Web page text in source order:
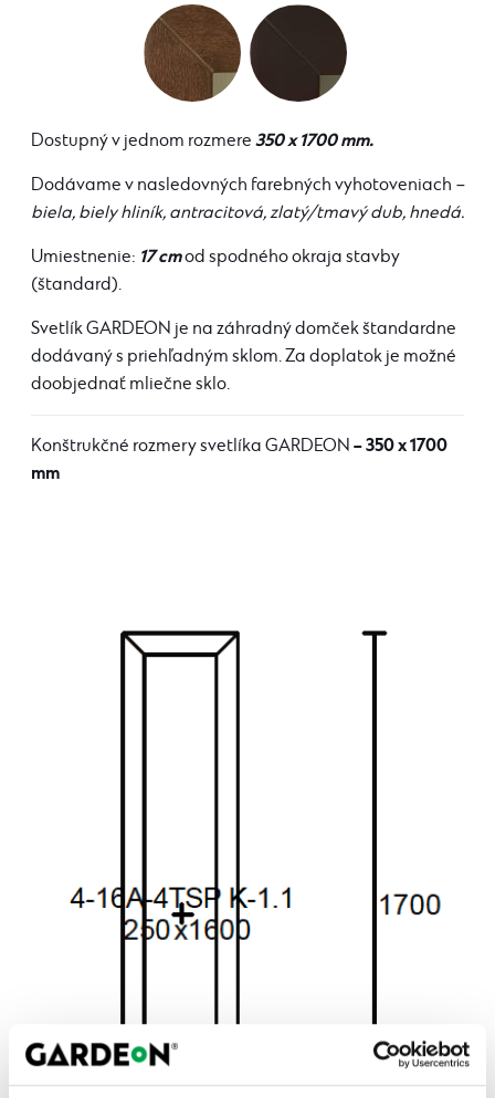
Dostupný v jednom rozmere 350 x 1700 mm.
Dodávame v nasledovných farebných vyhotoveniach –
biela, biely hliník, antracitová, zlatý/tmavý dub, hnedá.
Umiestnenie: 17 cmod spodného okraja stavby
(štandard).
Svetlík GARDEON je na záhradný domček štandardne
dodávaný s priehľadným sklom. Za doplatok je možné
doobjednať mliečne sklo.
Konštrukčné rozmery svetlíka GARDEON – 350 x 1700
mm